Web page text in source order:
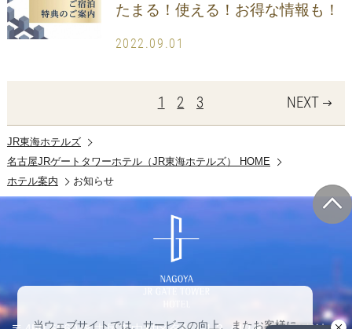
たまる！使える！お得な情報も！
2022.09.01
1 2 3 NEXT
JR東海ホテルズ
名古屋JRゲートタワーホテル（JR東海ホテルズ） HOME
ホテル案内
お知らせ
当ウェブサイトでは、サービスの向上、またお客様に